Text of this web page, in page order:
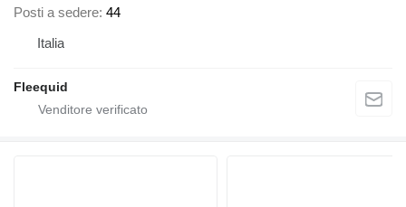
Posti a sedere 44
Italia
Fleequid